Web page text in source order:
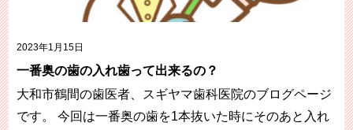
2023年1月15日
一番奥の歯の入れ歯って出来るの？
大和市鶴間の歯医者、スギヤマ歯科医院のブログページ
です。 今回は一番奥の歯を1本抜いた時にそのあと入れ